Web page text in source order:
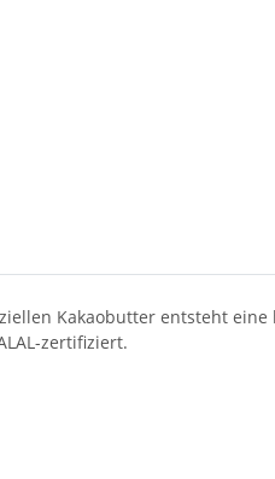
Kakaobutter entsteht
zertifiziert.